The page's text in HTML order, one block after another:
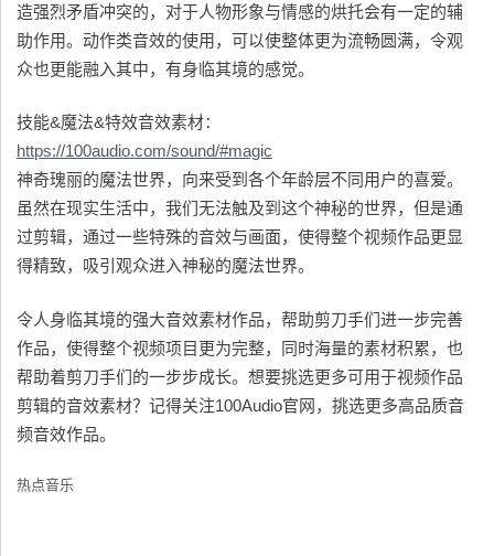
造强烈矛盾冲突的，对于人物形象与情感的烘托会有一定的辅
助作用。动作类音效的使用，可以使整体更为流畅圆满，令观
众也更能融入其中，有身临其境的感觉。
技能&魔法&特效音效素材：
https://100audio.com/sound/#magic
神奇瑰丽的魔法世界，向来受到各个年龄层不同用户的喜爱。
虽然在现实生活中，我们无法触及到这个神秘的世界，但是通
过剪辑，通过一些特殊的音效与画面，使得整个视频作品更显
得精致，吸引观众进入神秘的魔法世界。
令人身临其境的强大音效素材作品，帮助剪刀手们进一步完善
作品，使得整个视频项目更为完整，同时海量的素材积累，也
帮助着剪刀手们的一步步成长。想要挑选更多可用于视频作品
剪辑的音效素材？记得关注100Audio官网，挑选更多高品质音
频音效作品。
热点音乐